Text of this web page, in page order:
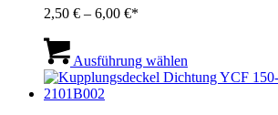
gewählt
2,50 € – 6,00 €Preisspanne:
6,00 €
Ausführung wählen
weist